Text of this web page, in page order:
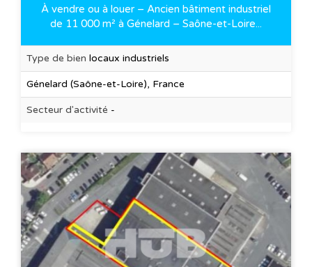
À vendre ou à louer – Ancien bâtiment industriel
de 11 000 m² à Génelard – Saône-et-Loire...
Type de bien locaux industriels
Génelard (Saône-et-Loire), France
Secteur d'activité -